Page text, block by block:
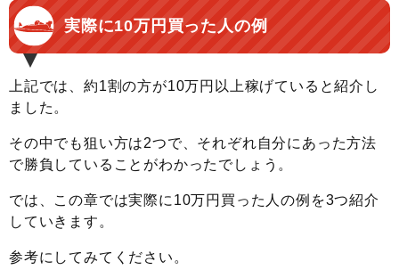
実際に10万円買った人の例
上記では、約1割の方が10万円以上稼げていると紹介し
ました。
その中でも狙い方は2つで、それぞれ自分にあった方法
で勝負していることがわかったでしょう。
では、この章では実際に10万円買った人の例を3つ紹介
していきます。
参考にしてみてください。